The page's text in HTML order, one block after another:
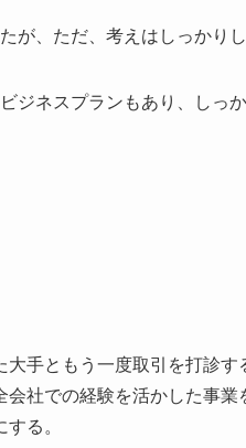
が、ただ、考えはしっかりし
ジネスプランもあり、しっ
手ともう一度取引を打診す
社での経験を活かした事業
る。